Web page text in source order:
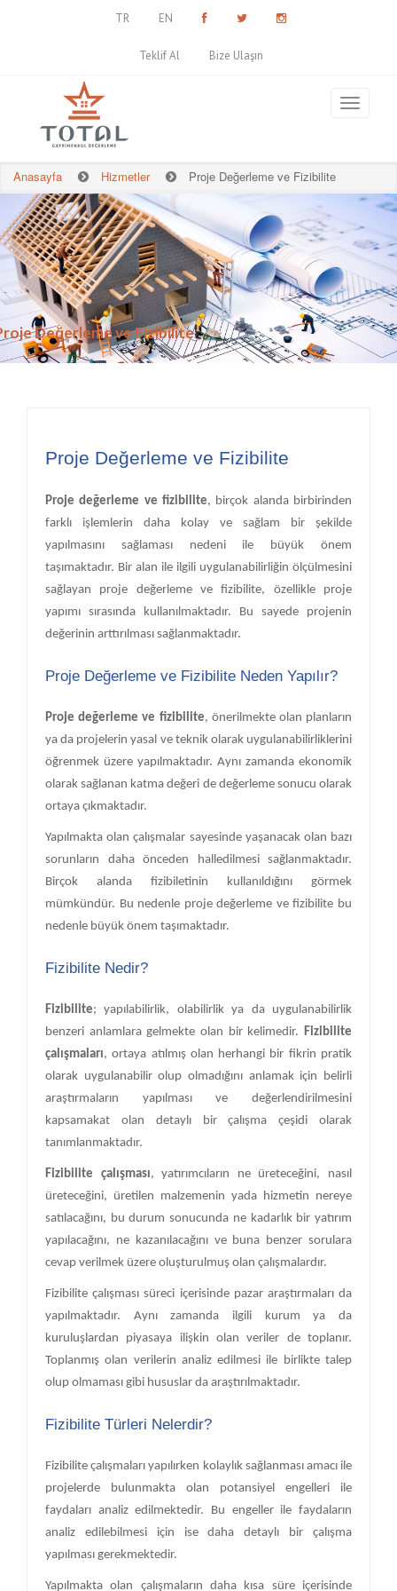
TR EN
Teklif Al Bize Ulaşın
Anasayfa Hizmetler Proje Değerleme ve Fizibilite
Değerleme ve Fizibilite
Proje Değerleme ve Fizibilite
Proje değerleme ve fizibilite, birçok alanda birbirinden
farklı işlemlerin daha kolay ve sağlam bir şekilde
yapılmasını sağlaması nedeni ile büyük önem
taşımaktadır. Bir alan ile ilgili uygulanabilirliğin ölçülmesini
sağlayan proje değerleme ve fizibilite, özellikle proje
yapımı sırasında kullanılmaktadır. Bu sayede projenin
değerinin arttırılması sağlanmaktadır.
Proje Değerleme ve Fizibilite Neden Yapılır?
Proje değerleme ve fizibilite, önerilmekte olan planların
ya da projelerin yasal ve teknik olarak uygulanabilirliklerini
öğrenmek üzere yapılmaktadır. Aynı zamanda ekonomik
olarak sağlanan katma değeri de değerleme sonucu olarak
ortaya çıkmaktadır.
Yapılmakta olan çalışmalar sayesinde yaşanacak olan bazı
sorunların daha önceden halledilmesi sağlanmaktadır.
Birçok alanda fizibiletinin kullanıldığını görmek
mümkündür. Bu nedenle proje değerleme ve fizibilite bu
nedenle büyük önem taşımaktadır.
Fizibilite Nedir?
Fizibilite; yapılabilirlik, olabilirlik ya da uygulanabilirlik
benzeri anlamlara gelmekte olan bir kelimedir. Fizibilite
çalışmaları, ortaya atılmış olan herhangi bir fikrin pratik
olarak uygulanabilir olup olmadığını anlamak için belirli
araştırmaların yapılması ve değerlendirilmesini
kapsamakat olan detaylı bir çalışma çeşidi olarak
tanımlanmaktadır.
Fizibilite çalışması, yatırımcıların ne üreteceğini, nasıl
üreteceğini, üretilen malzemenin yada hizmetin nereye
satılacağını, bu durum sonucunda ne kadarlık bir yatırım
yapılacağını, ne kazanılacağını ve buna benzer sorulara
cevap verilmek üzere oluşturulmuş olan çalışmalardır.
Fizibilite çalışması süreci içerisinde pazar araştırmaları da
yapılmaktadır. Aynı zamanda ilgili kurum ya da
kuruluşlardan piyasaya ilişkin olan veriler de toplanır.
Toplanmış olan verilerin analiz edilmesi ile birlikte talep
olup olmaması gibi hususlar da araştırılmaktadır.
Fizibilite Türleri Nelerdir?
Fizibilite çalışmaları yapılırken kolaylık sağlanması amacı ile
projelerde bulunmakta olan potansiyel engelleri ile
faydaları analiz edilmektedir. Bu engeller ile faydaların
analiz edilebilmesi için ise daha detaylı bir çalışma
yapılması gerekmektedir.
Yapılmakta olan çalışmaların daha kısa süre içerisinde